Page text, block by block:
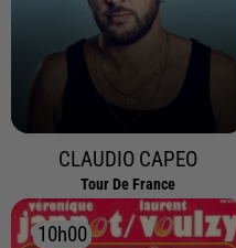
CLAUDIO CAPEO
Tour De France
10h00
10h00